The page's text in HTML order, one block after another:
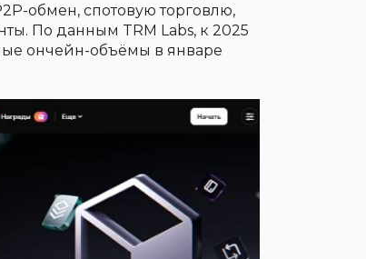
обмен, спотовую торговлю,
По данным TRM Labs, к 2025
ончейн-объёмы в январе